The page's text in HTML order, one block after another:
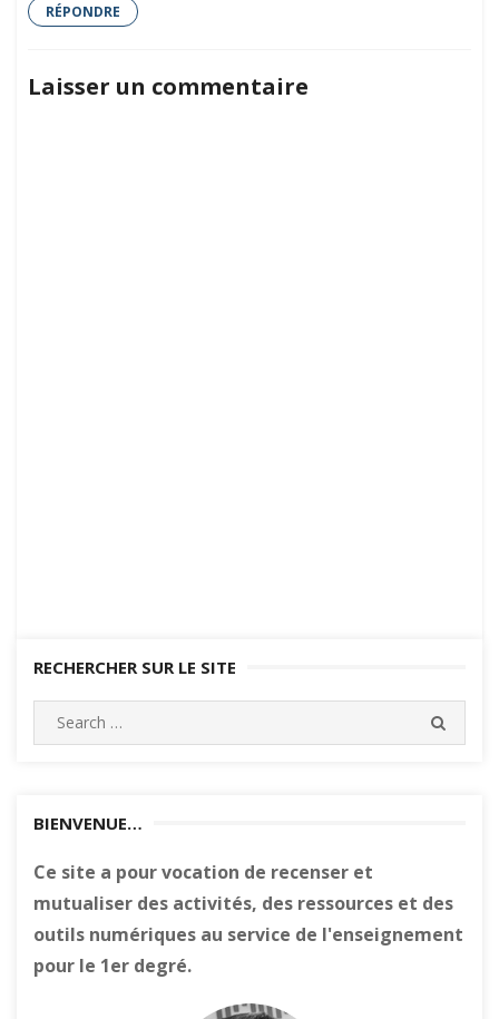
RÉPONDRE
Laisser un commentaire
RECHERCHER SUR LE SITE
BIENVENUE…
Ce site a pour vocation de recenser et
mutualiser des activités, des ressources et des
outils numériques au service de l'enseignement
pour le 1er degré.